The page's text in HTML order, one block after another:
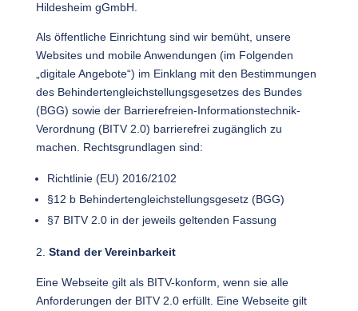
Hildesheim gGmbH.
Als öffentliche Einrichtung sind wir bemüht, unsere
Websites und mobile Anwendungen (im Folgenden
„digitale Angebote“) im Einklang mit den Bestimmungen
des Behindertengleichstellungsgesetzes des Bundes
(BGG) sowie der Barrierefreien-Informationstechnik-
Verordnung (BITV 2.0) barrierefrei zugänglich zu
machen. Rechtsgrundlagen sind:
Richtlinie (EU) 2016/2102
§12 b Behindertengleichstellungsgesetz (BGG)
§7 BITV 2.0 in der jeweils geltenden Fassung
Stand der Vereinbarkeit
Eine Webseite gilt als BITV-konform, wenn sie alle
Anforderungen der BITV 2.0 erfüllt. Eine Webseite gilt